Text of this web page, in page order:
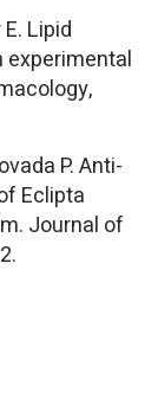
Lipid
experimental
P. Anti-
Eclipta
Journal of